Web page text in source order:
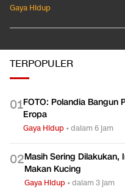
Gaya Hidup
TERPOPULER
01FOTO: Polandia Bangun
Eropa
Gaya Hidup •dalam 6 jam
02Masih Sering Dilakukan,
Makan Kucing
Gaya Hidup •dalam 3 jam